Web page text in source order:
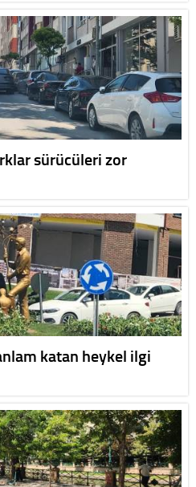
sürücüleri zor
katan heykel ilgi